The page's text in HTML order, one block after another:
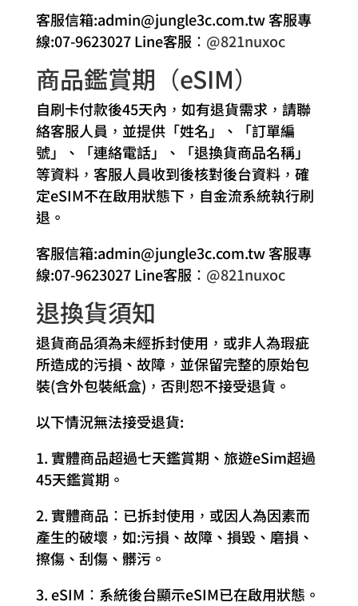
客服信箱:admin@jungle3c.com.tw 客服專
線:07-9623027 Line客服： @821nuxoc
商品鑑賞期（eSIM）
自刷卡付款後45天內，如有退貨需求，請聯
絡客服人員，並提供「姓名」、「訂單編
號」、「連絡電話」、「退換貨商品名稱」
等資料，客服人員收到後核對後台資料，確
定eSIM不在啟用狀態下，自金流系統執行刷
退。
客服信箱:admin@jungle3c.com.tw 客服專
線:07-9623027 Line客服： @821nuxoc
退換貨須知
退貨商品須為未經拆封使用，或非人為瑕疵
所造成的污損、故障，並保留完整的原始包
裝(含外包裝紙盒)，否則恕不接受退貨。
以下情況無法接受退貨:
1. 實體商品超過七天鑑賞期、旅遊eSim超過
45天鑑賞期。
2. 實體商品：已拆封使用，或因人為因素而
產生的破壞，如:污損、故障、損毀、磨損、
擦傷、刮傷、髒污。
3. eSIM：系統後台顯示eSIM已在啟用狀態。